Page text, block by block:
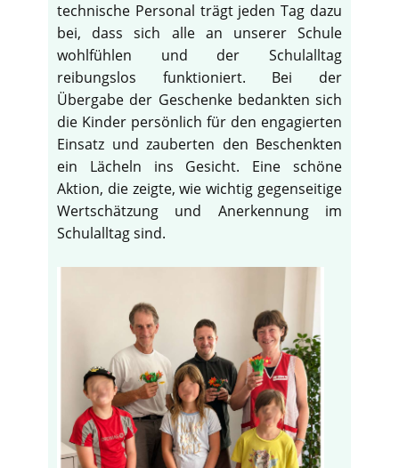
technische Personal trägt jeden Tag dazu
bei, dass sich alle an unserer Schule
wohlfühlen und der Schulalltag
reibungslos funktioniert. Bei der
Übergabe der Geschenke bedankten sich
die Kinder persönlich für den engagierten
Einsatz und zauberten den Beschenkten
ein Lächeln ins Gesicht. Eine schöne
Aktion, die zeigte, wie wichtig gegenseitige
Wertschätzung und Anerkennung im
Schulalltag sind.